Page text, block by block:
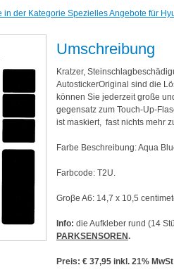
in der Kategorie Spezielles Angebote für
Umschreibung
Kratzer,
AutostickerOriginal sind die
können Sie jederzeit große
gegensatz zum Touch-Up-
ist maskiert, fast nichts mehr
Farbe Beschreibung: Aqua
Farbcode: T2U.
Groβe A6: 14,7 x 10,5
Info: die Aufkleber rund (14
PARKSENSOREN.
Preis: € 37,95 inkl. 21%